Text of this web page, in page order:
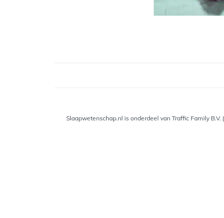
Slaapwetenschap.nl is onderdeel van Traffic Family